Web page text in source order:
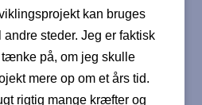
kan bruges
andre steder. Jeg er faktisk
tænke på, om jeg skulle
mere op om et års tid.
rigtig mange kræfter og